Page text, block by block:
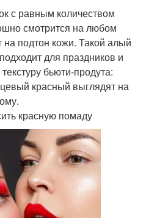
с равным количеством
смотрится на любом
на подтон кожи. Такой алый
для праздников и
бьюти-продута:
красный выглядят на
красную помаду